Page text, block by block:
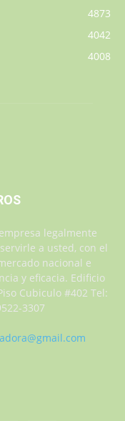
4873
4042
4008
legalmente
a usted, con el
nacional e
y eficacia. Edificio
Cubiculo #402 Tel:
3307